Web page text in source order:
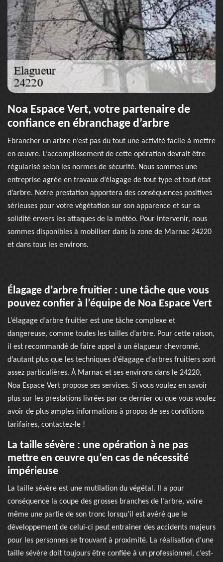
Noa Espace Vert, votre partenaire de
confiance en ébranchage d’arbre
Ebrancher un arbre n’est pas du tout une activité facile à mettre
en œuvre. L’accomplissement de cette opération devrait être
régularisé selon les normes de sécurité. Nous sommes une
entreprise agrée en travaux d’élagage de tout type et tout état
d’arbre. Notre prestation apportera des conséquences positives
sérieuses pour votre végétation sur son apparence et sur sa
solidité envers les attaques de la météo. Pour intervenir, nous
sommes disponibles à mobiliser dans la zone de Marnac 24220
et dans tous les environs.
Élagage d’arbre fruitier : une tâche que vous
pouvez confier à l’équipe de Noa Espace Vert
L’élagage d’arbre fruitier est une tâche complexe et
dangereuse, comme toutes les tailles d’arbre. Pour cette raison,
il est recommandé de faire appel à un élagueur chevronné,
d’autant plus que les techniques d’élagage d’arbres fruitiers sont
assez particulières. À Marnac et ses environs dans le 24220,
Noa Espace Vert propose ses services. Si vous voulez en savoir
plus sur les prestations livrées par ce dernier ou que vous voulez
avoir de plus amples informations à propos de ses conditions
tarifaires, contactez-le !
La taille sévère : une opération à ne pas
mettre en œuvre qu’en cas de nécessité
impérieuse
La taille sévère est une mutilation du végétal. Il a pour
conséquence la coupe des grosses branches de l’arbre, voire
même une partie de son tronc lorsqu’il est avéré que le
développement de celui-ci peut entrainer des accidents majeurs
pour les personnes se trouvant à proximité. La réalisation d’une
taille sévère doit toujours être confiée à un professionnel, c’est-